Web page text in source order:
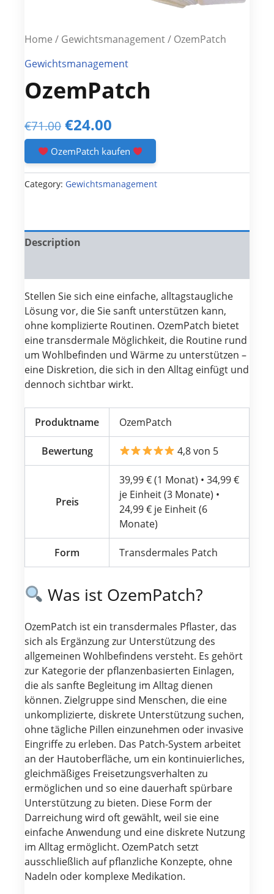
Home / Gewichtsmanagement/ OzemPatch
Gewichtsmanagement
OzemPatch
€71.00 Original
price
was:
€71.00.
€24.00
price
is:
€24.00.
OzemPatch kaufen
Category: Gewichtsmanagement
Description
Stellen Sie sich eine einfache, alltagstaugliche
Lösung vor, die Sie sanft unterstützen kann,
ohne komplizierte Routinen. OzemPatch bietet
eine transdermale Möglichkeit, die Routine rund
um Wohlbefinden und Wärme zu unterstützen –
eine Diskretion, die sich in den Alltag einfügt und
dennoch sichtbar wirkt.
Produktname OzemPatch
Bewertung 4,8 von 5
Preis
39,99 € (1 Monat) • 34,99 €
je Einheit (3 Monate) •
24,99 € je Einheit (6
Monate)
Form Transdermales Patch
Was ist OzemPatch?
OzemPatch ist ein transdermales Pflaster, das
sich als Ergänzung zur Unterstützung des
allgemeinen Wohlbefindens versteht. Es gehört
zur Kategorie der pflanzenbasierten Einlagen,
die als sanfte Begleitung im Alltag dienen
können. Zielgruppe sind Menschen, die eine
unkomplizierte, diskrete Unterstützung suchen,
ohne tägliche Pillen einzunehmen oder invasive
Eingriffe zu erleben. Das Patch-System arbeitet
an der Hautoberfläche, um ein kontinuierliches,
gleichmäßiges Freisetzungsverhalten zu
ermöglichen und so eine dauerhaft spürbare
Unterstützung zu bieten. Diese Form der
Darreichung wird oft gewählt, weil sie eine
einfache Anwendung und eine diskrete Nutzung
im Alltag ermöglicht. OzemPatch setzt
ausschließlich auf pflanzliche Konzepte, ohne
Nadeln oder komplexe Medikation.